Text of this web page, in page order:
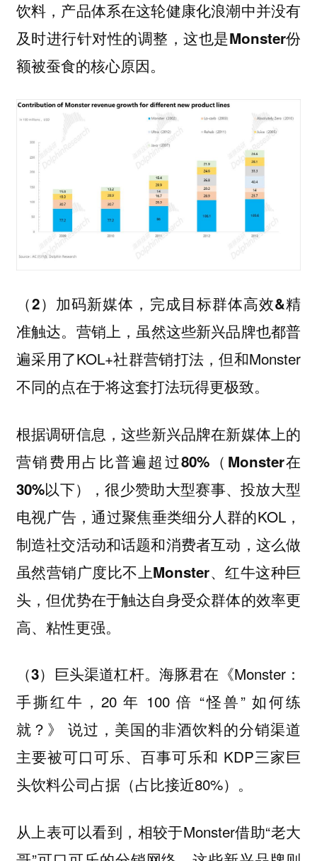
饮料，产品体系在这轮健康化浪潮中并没有
及时进行针对性的调整，这也是Monster份
额被蚕食的核心原因。
（2）加码新媒体，完成目标群体高效&精
准触达。营销上，虽然这些新兴品牌也都普
遍采用了KOL+社群营销打法，但和Monster
不同的点在于将这套打法玩得更极致。
根据调研信息，这些新兴品牌在新媒体上的
营销费用占比普遍超过80%（Monster在
30%以下），很少赞助大型赛事、投放大型
电视广告 ，通过聚焦垂类细分人群的KOL，
制造社交活动和话题和消费者互动， 这么做
虽然营销广度比不上Monster、红牛这种巨
头，但优势在于触达自身受众群体的效率更
高、粘性更强。
（3）巨头渠道杠杆。海豚君在《Monster：
手撕红牛，20 年 100 倍 “怪兽” 如何练
就？》 说过，美国的非酒饮料的分销渠道
主要被可口可乐、百事可乐和 KDP三家巨
头饮料公司占据（占比接近80%）。
从上表可以看到，相较于Monster借助“老大